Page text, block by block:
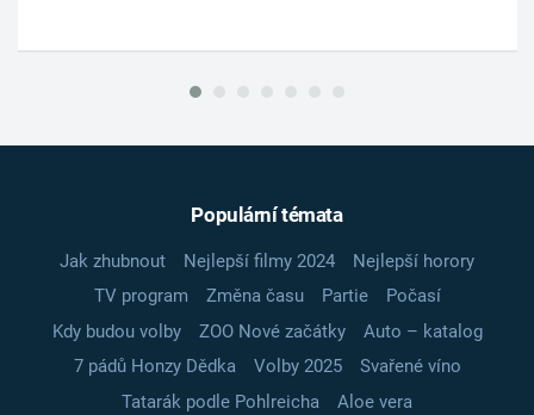
Populární témata
Jak zhubnout Nejlepší filmy 2024
Nejlepší horory
TV program
Změna času Partie
Počasí
Kdy budou volby
ZOO Nové začátky
Auto – katalog
7 pádů Honzy Dědka
Volby 2025
Svařené víno
Tatarák podle Pohlreicha
Aloe vera